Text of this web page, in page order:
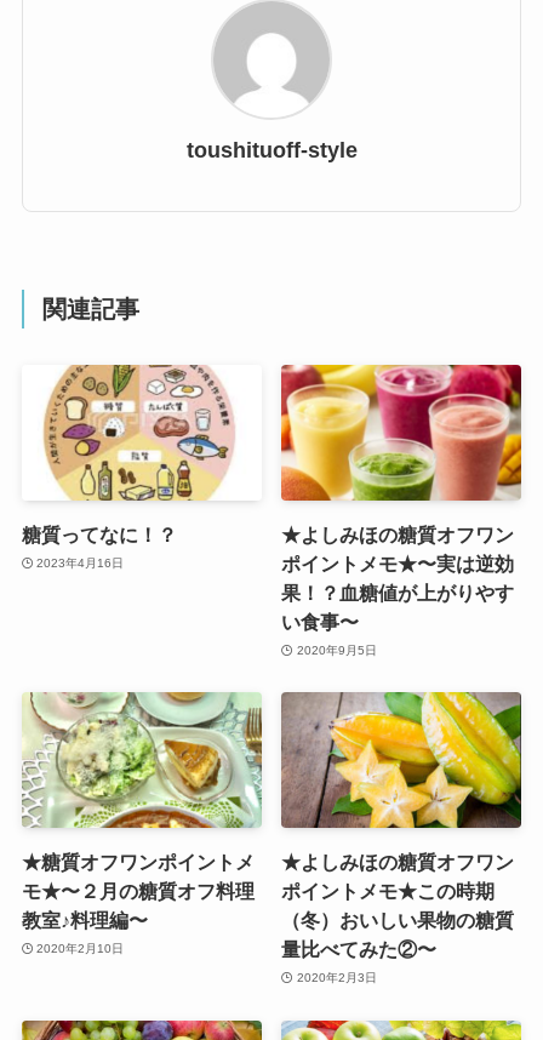
toushituoff-style
関連記事
糖質ってなに！？
2023年4月16日
★よしみほの糖質オフワン
ポイントメモ★〜実は逆効
果！？血糖値が上がりやす
い食事〜
2020年9月5日
★糖質オフワンポイントメ
モ★〜２月の糖質オフ料理
教室♪料理編〜
2020年2月10日
★よしみほの糖質オフワン
ポイントメモ★この時期
（冬）おいしい果物の糖質
量比べてみた②〜
2020年2月3日